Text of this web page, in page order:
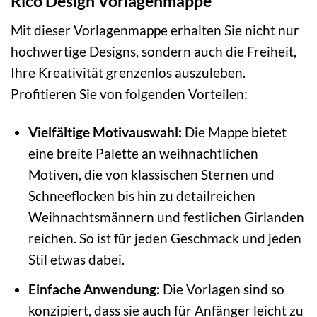
Mit dieser Vorlagenmappe erhalten Sie nicht nur
hochwertige Designs, sondern auch die Freiheit,
Ihre Kreativität grenzenlos auszuleben.
Profitieren Sie von folgenden Vorteilen:
Vielfältige Motivauswahl: Die Mappe bietet
eine breite Palette an weihnachtlichen
Motiven, die von klassischen Sternen und
Schneeflocken bis hin zu detailreichen
Weihnachtsmännern und festlichen Girlanden
reichen. So ist für jeden Geschmack und jeden
Stil etwas dabei.
Einfache Anwendung: Die Vorlagen sind so
konzipiert, dass sie auch für Anfänger leicht zu